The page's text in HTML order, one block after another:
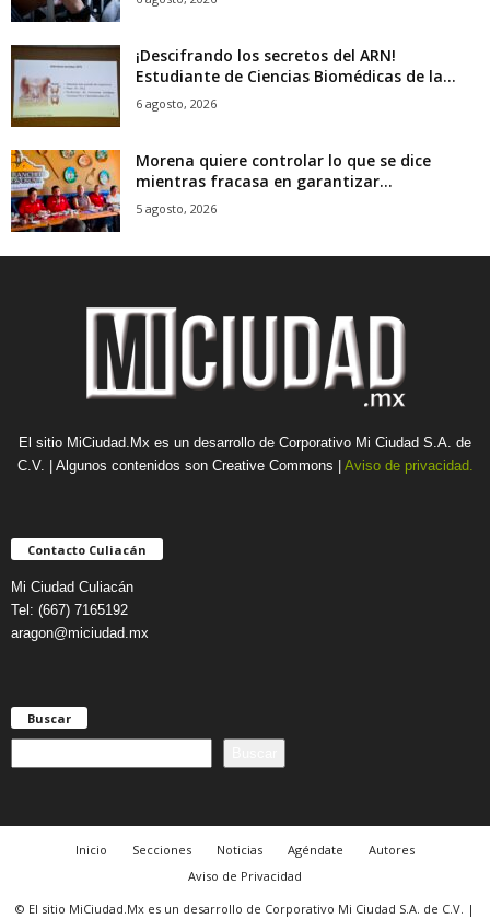
¡Descifrando los secretos del ARN!
Estudiante de Ciencias Biomédicas de la...
6 agosto, 2026
Morena quiere controlar lo que se dice
mientras fracasa en garantizar...
5 agosto, 2026
El sitio MiCiudad.Mx es un desarrollo de Corporativo Mi Ciudad S.A. de
C.V. | Algunos contenidos son Creative Commons | Aviso de privacidad.
Contacto Culiacán
Mi Ciudad Culiacán
Tel: (667) 7165192
aragon@miciudad.mx
Buscar
u
Inicio Secciones Noticias Agéndate
Autores
Aviso de Privacidad
© El sitio MiCiudad.Mx es un desarrollo de Corporativo Mi Ciudad S.A. de C.V. |